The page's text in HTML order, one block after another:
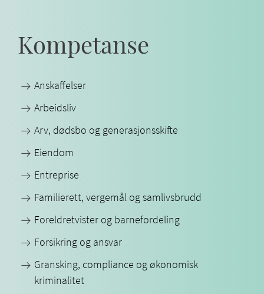
Kompetanse
Anskaffelser
Arbeidsliv
Arv, dødsbo og generasjonsskifte
Eiendom
Entreprise
Familierett, vergemål og samlivsbrudd
Foreldretvister og barnefordeling
Forsikring og ansvar
Gransking, compliance og økonomisk
kriminalitet